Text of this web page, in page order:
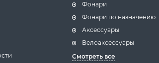
Фонари
Фонари по назначению
Аксессуары
Велоаксессуары
Смотреть все